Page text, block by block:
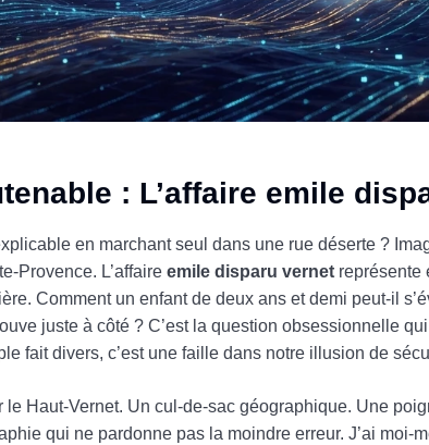
: L’affaire emile
en marchant seul dans une rue déserte ?
Provence. L’affaire emile disparu vernet représente
Comment un enfant de deux ans et demi peut-il
juste à côté ? C’est la question obsessionnelle
fait divers, c’est une faille dans notre illusion de
Haut-Vernet. Un cul-de-sac géographique. Une
qui ne pardonne pas la moindre erreur. J’ai